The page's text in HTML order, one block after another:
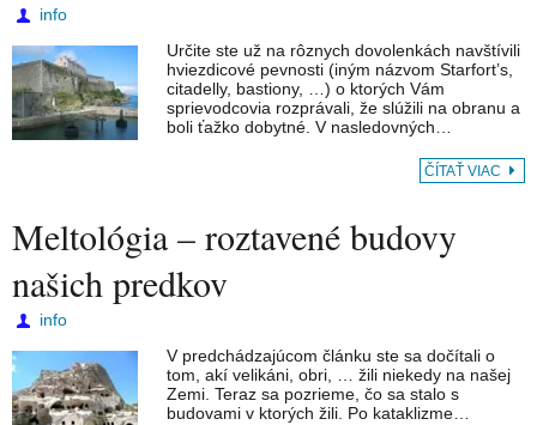
info
Určite ste už na rôznych dovolenkách navštívili
hviezdicové pevnosti (iným názvom Starfort’s,
citadelly, bastiony, …) o ktorých Vám
sprievodcovia rozprávali, že slúžili na obranu a
boli ťažko dobytné. V nasledovných…
ČÍTAŤ VIAC
Meltológia – roztavené budovy
našich predkov
info
V predchádzajúcom článku ste sa dočítali o
tom, akí velikáni, obri, … žili niekedy na našej
Zemi. Teraz sa pozrieme, čo sa stalo s
budovami v ktorých žili. Po kataklizme…